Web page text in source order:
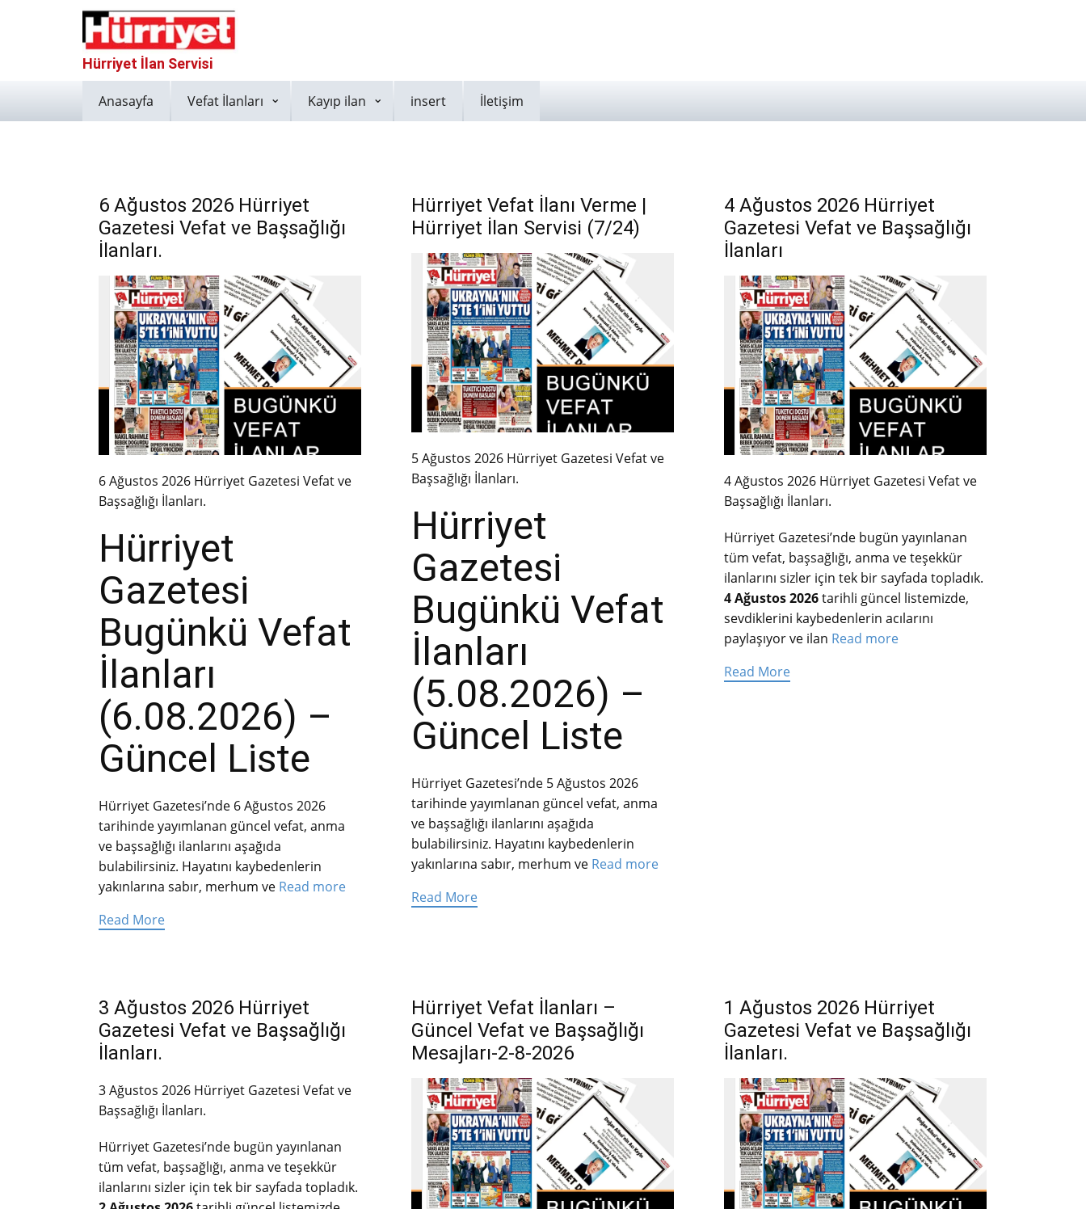
Hürriyet İlan Servisi
Anasayfa Vefat İlanları Kayıp ilan insert İletişim
6 Ağustos 2026 Hürriyet
Gazetesi Vefat ve Başsağlığı
İlanları.
6 Ağustos 2026 Hürriyet Gazetesi Vefat ve
Başsağlığı İlanları.
Hürriyet
Gazetesi
Bugünkü Vefat
İlanları
(6.08.2026) –
Güncel Liste
Hürriyet Gazetesi’nde 6 Ağustos 2026
tarihinde yayımlanan güncel vefat, anma
ve başsağlığı ilanlarını aşağıda
bulabilirsiniz. Hayatını kaybedenlerin
yakınlarına sabır, merhum ve Read more
Read More
Hürriyet Vefat İlanı Verme |
Hürriyet İlan Servisi (7/24)
5 Ağustos 2026 Hürriyet Gazetesi Vefat ve
Başsağlığı İlanları.
Hürriyet
Gazetesi
Bugünkü Vefat
İlanları
(5.08.2026) –
Güncel Liste
Hürriyet Gazetesi’nde 5 Ağustos 2026
tarihinde yayımlanan güncel vefat, anma
ve başsağlığı ilanlarını aşağıda
bulabilirsiniz. Hayatını kaybedenlerin
yakınlarına sabır, merhum ve Read more
Read More
4 Ağustos 2026 Hürriyet
Gazetesi Vefat ve Başsağlığı
İlanları
4 Ağustos 2026 Hürriyet Gazetesi Vefat ve
Başsağlığı İlanları.
Hürriyet Gazetesi’nde bugün yayınlanan
tüm vefat, başsağlığı, anma ve teşekkür
ilanlarını sizler için tek bir sayfada topladık.
4 Ağustos 2026tarihli güncel listemizde,
sevdiklerini kaybedenlerin acılarını
paylaşıyor ve ilan Read more
Read More
3 Ağustos 2026 Hürriyet
Gazetesi Vefat ve Başsağlığı
İlanları.
3 Ağustos 2026 Hürriyet Gazetesi Vefat ve
Başsağlığı İlanları.
Hürriyet Gazetesi’nde bugün yayınlanan
tüm vefat, başsağlığı, anma ve teşekkür
ilanlarını sizler için tek bir sayfada topladık.
Hürriyet Vefat İlanları –
Güncel Vefat ve Başsağlığı
Mesajları-2-8-2026
1 Ağustos 2026 Hürriyet
Gazetesi Vefat ve Başsağlığı
İlanları.